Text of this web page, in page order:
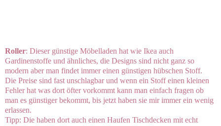
Roller: Dieser günstige Möbelladen hat wie Ikea auch
Gardinenstoffe und ähnliches, die Designs sind nicht ganz so
modern aber man findet immer einen günstigen hübschen Stoff.
Die Preise sind fast unschlagbar und wenn ein Stoff einen kleinen
Fehler hat was dort öfter vorkommt kann man einfach fragen ob
man es günstiger bekommt, bis jetzt haben sie mir immer ein wenig
erlassen.
Tipp: Die haben dort auch einen Haufen Tischdecken mit echt